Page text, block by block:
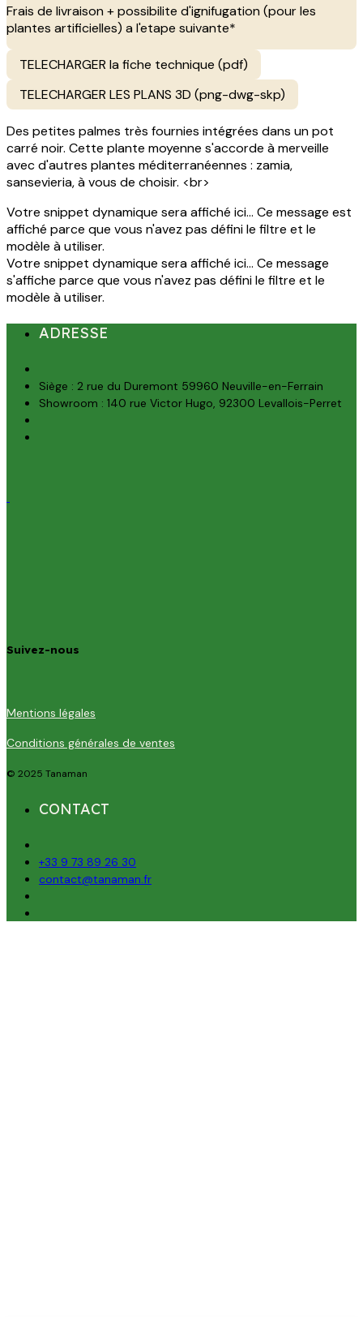
Frais de livraison + possibilite d'ignifugation (pour les
plantes artificielles) a l'etape suivante*
TELECHARGER la fiche technique (pdf)
TELECHARGER LES PLANS 3D (png-dwg-skp)
Des petites palmes très fournies intégrées dans un pot
carré noir. Cette plante moyenne s'accorde à merveille
avec d'autres plantes méditerranéennes : zamia,
sansevieria, à vous de choisir. <br>
Votre snippet dynamique sera affiché ici... Ce message est
affiché parce que vous n'avez pas défini le filtre et le
modèle à utiliser.
Votre snippet dynamique sera affiché ici... Ce message
s'affiche parce que vous n'avez pas défini le filtre et le
modèle à utiliser.
ADRESSE
Siège : 2 rue du Duremont 59960 Neuville-en-Ferrain
Showroom : 140 rue Victor Hugo, 92300 Levallois-Perret
Suivez-nous
Mentions légales
Conditions générales de ventes
© 2025 Tanaman
CONTACT
+33 9 73 89 26 30
contact@tanaman.fr